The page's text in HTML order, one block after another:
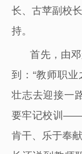
长、古苹副校长
持。
首先， 由
到： “教师职
壮志去迎接一
要牢记校训
肯干、乐于奉